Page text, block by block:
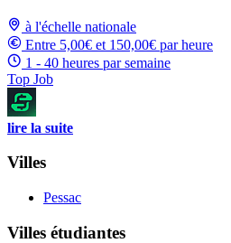
à l'échelle nationale
Entre 5,00€ et 150,00€ par heure
1 - 40 heures par semaine
Top Job
lire la suite
Villes
Pessac
Villes étudiantes